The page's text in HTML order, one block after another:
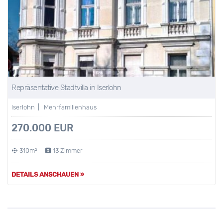
Repräsentative Stadtvilla in Iserlohn
Iserlohn | Mehrfamilienhaus
270.000 EUR
310m² 13 Zimmer
DETAILS ANSCHAUEN »